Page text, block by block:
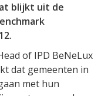
blijkt uit de
of IPD BeNeLux
dat gemeenten in
met hun